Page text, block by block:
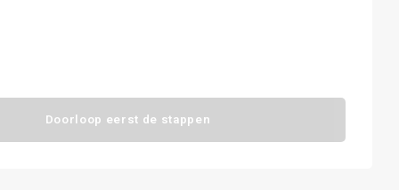
Doorloop eerst de stappen